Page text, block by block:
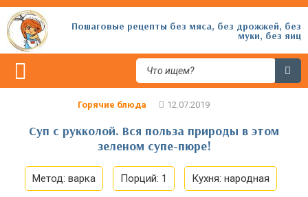
Пошаговые рецепты без мяса, без дрожжей, без
муки, без яиц
Горячие блюда
Суп с рукколой. Вся польза природы в этом
зеленом супе-пюре!
Метод: варка Порций: 1 Кухня: народная